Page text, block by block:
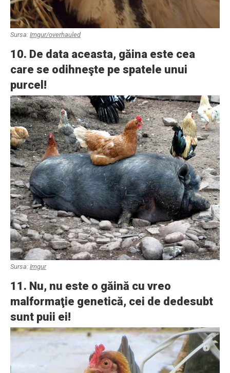
Sursa: Imgur/overhauled
10. De data aceasta, găina este cea
care se odihneşte pe spatele unui
purcel!
Sursa: Imgur
11. Nu, nu este o găină cu vreo
malformaţie genetică, cei de dedesubt
sunt puii ei!